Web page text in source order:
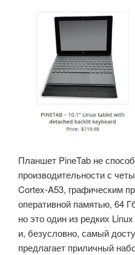
Планшет PineTab не
производительности с
Cortex-A53, графическим
оперативной памятью, 64
но это один из редких
и, безусловно, самый
предлагает приличный